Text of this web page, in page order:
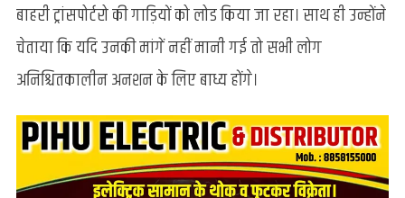
बाहरी ट्रांसपोर्टरो की गाड़ियों को लोड किया जा रहा। साथ ही उन्होंने
चेताया कि यदि उनकी मांगें नहीं मानी गई तो सभी लोग
अनिश्चितकालीन अनशन के लिए बाध्य होंगे।